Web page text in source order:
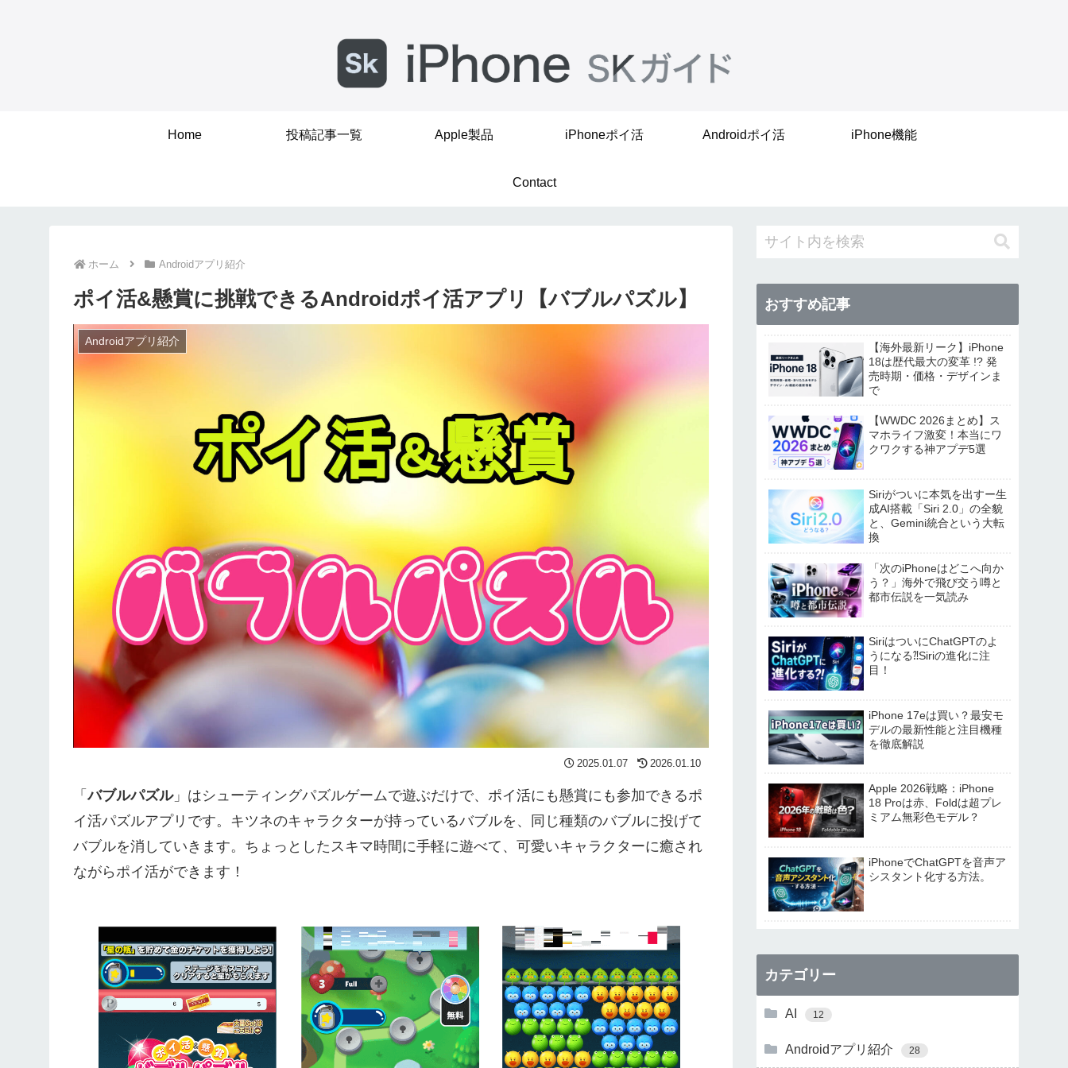
Home 投稿記事一覧 Apple製品 iPhoneポイ活 Androidポイ活 iPhone機能
Contact
ホーム Androidアプリ紹介
ポイ活&懸賞に挑戦できるAndroidポイ活アプリ【バブルパズル】
Androidアプリ紹介
2025.01.07 2026.01.10
「バブルパズル」はシューティングパズルゲームで遊ぶだけで、ポイ活にも懸賞にも参加できるポ
イ活パズルアプリです。キツネのキャラクターが持っているバブルを、同じ種類のバブルに投げて
バブルを消していきます。ちょっとしたスキマ時間に手軽に遊べて、可愛いキャラクターに癒され
ながらポイ活ができます！
おすすめ記事
【海外最新リーク】iPhone
18は歴代最大の変革 !? 発
売時期・価格・デザインま
で
【WWDC 2026まとめ】ス
マホライフ激変！本当にワ
クワクする神アプデ5選
Siriがついに本気を出すー生
成AI搭載「Siri 2.0」の全貌
と、Gemini統合という大転
換
「次のiPhoneはどこへ向か
う？」海外で飛び交う噂と
都市伝説を一気読み
SiriはついにChatGPTのよ
うになる⁈Siriの進化に注
目！
iPhone 17eは買い？最安モ
デルの最新性能と注目機種
を徹底解説
Apple 2026戦略：iPhone
18 Proは赤、Foldは超プレ
ミアム無彩色モデル？
iPhoneでChatGPTを音声ア
シスタント化する方法。
カテゴリー
AI 12
Androidアプリ紹介 28